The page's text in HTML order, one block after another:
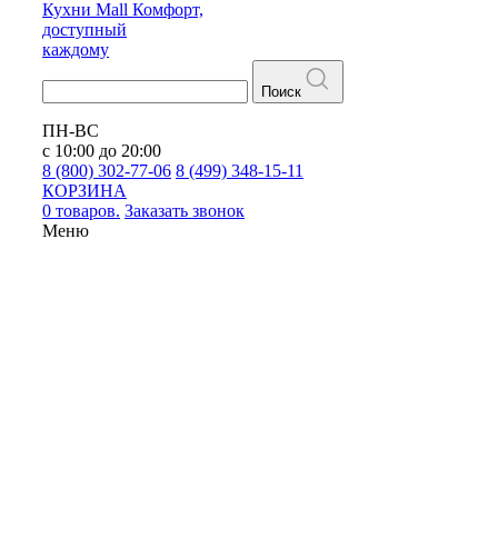
Кухни Mall Комфорт,
доступный
каждому
Поиск
ПН-ВС
с 10:00 до 20:00
8 (800) 302-77-06 8 (499) 348-15-11
КОРЗИНА
0 товаров. Заказать звонок
Меню